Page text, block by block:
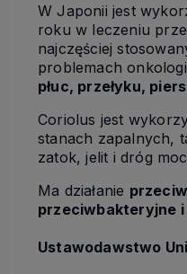
W Japonii jest
roku w leczeniu
najczęściej
problemach
płuc, przełyku,
Coriolus jest
stanach zapalnych,
zatok, jelit i dróg
Ma działanie
przeciwbakteryjne
Ustawodawstwo